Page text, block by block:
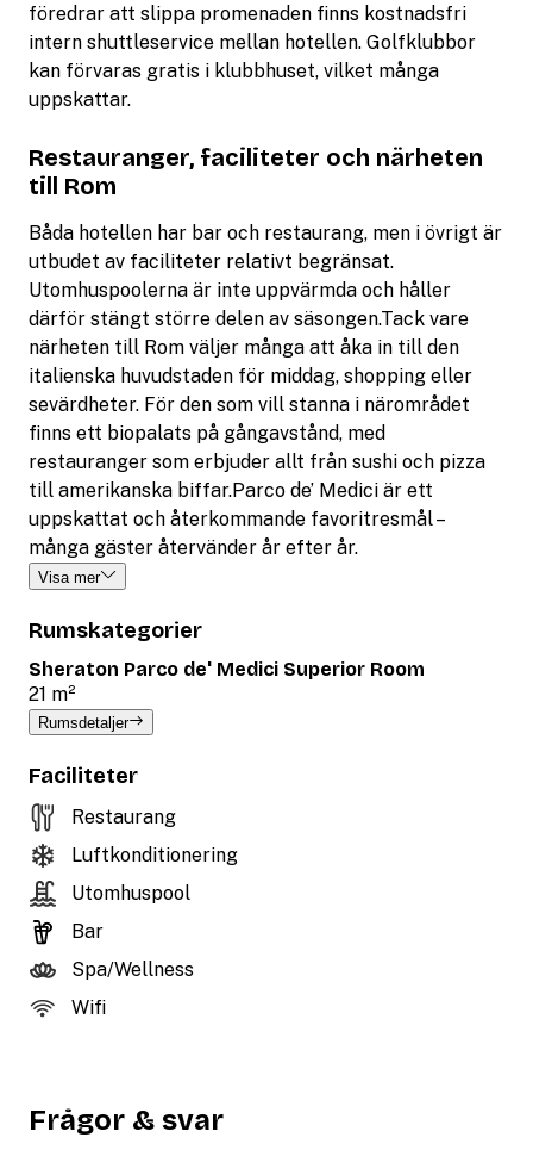
föredrar att slippa promenaden finns kostnadsfri
intern shuttleservice mellan hotellen. Golfklubbor
kan förvaras gratis i klubbhuset, vilket många
uppskattar.
Restauranger, faciliteter och närheten
till Rom
Båda hotellen har bar och restaurang, men i övrigt är
utbudet av faciliteter relativt begränsat.
Utomhuspoolerna är inte uppvärmda och håller
därför stängt större delen av säsongen.Tack vare
närheten till Rom väljer många att åka in till den
italienska huvudstaden för middag, shopping eller
sevärdheter. För den som vill stanna i närområdet
finns ett biopalats på gångavstånd, med
restauranger som erbjuder allt från sushi och pizza
till amerikanska biffar.Parco de’ Medici är ett
uppskattat och återkommande favoritresmål –
många gäster återvänder år efter år.
Visa mer
Rumskategorier
Sheraton Parco de' Medici Superior Room
21 m²
Rumsdetaljer
Faciliteter
Restaurang
Luftkonditionering
Utomhuspool
Bar
Spa/Wellness
Wifi
Frågor & svar